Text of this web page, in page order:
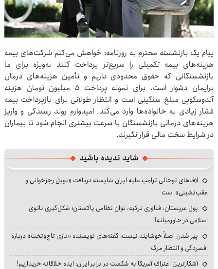
پیام یک بازنشسته محترم به روزنامه: خواهش می‌کنم شرکت‌های بیمه
هزینه‌های بیمه تکمیلی را سریع‌تر پرداخت کنند به‌ویژه برای ما
بازنشستگانی که حقوق محدودی داریم و تأمین هزینه‌های درمان
برایمان دشوار است. برای نمونه پرداخت ۵ میلیون تومان هزینه
آندوسکوپی مبلغ سنگینی است و انتظار طولانی برای بازپرداخت بیمه
فشار زیادی به خانواده‌ها وارد می‌کند. امیدوارم روند رسیدگی و واریز
هزینه‌های درمانی بازنشستگان با سرعت بیشتری انجام شود تا بیماران
در شرایط سخت مالی قرار نگیرند.
شاید ندیده باشید
لاف‌های توخالی ترامپ علیه ایران شایسته دریافت «نوبل رجزخوانی و
عقب‌نشینی» است
پول عربستان، فناوری ترکیه، توان نظامی پاکستان؛ شکل‌گیری ناتوی
اسلامی در خاورمیانه!
پیر شدن اصلاً خوشایند نیست؛ گفته‌های نویسنده «بازی تاج‌وتخت» درباره
افسردگی و انتظار مرگ
آشکارترین اعتراف آمریکا به شکست در برابر ایران؛ ایده خلاقانه خریداریم!